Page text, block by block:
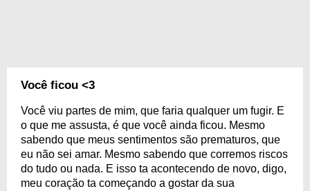
Você ficou <3
Você viu partes de mim, que faria qualquer um fugir. E
o que me assusta, é que você ainda ficou. Mesmo
sabendo que meus sentimentos são prematuros, que
eu não sei amar. Mesmo sabendo que corremos riscos
do tudo ou nada. E isso ta acontecendo de novo, digo,
meu coração ta começando a gostar da sua